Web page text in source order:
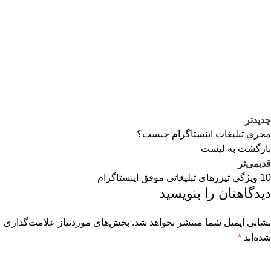
جدیدتر
مجری تبلیغات اینستاگرام چیست؟
بازگشت به لیست
قدیمی‌تر
10 ویژگی تیزرهای تبلیغاتی موفق اینستاگرام
دیدگاهتان را بنویسید
نشانی ایمیل شما منتشر نخواهد شد. بخش‌های موردنیاز علامت‌گذاری
شده‌اند *